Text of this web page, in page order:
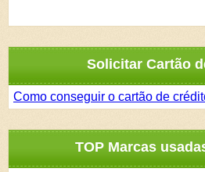
Solicitar Cartão
Como conseguir o cartão de
TOP Marcas